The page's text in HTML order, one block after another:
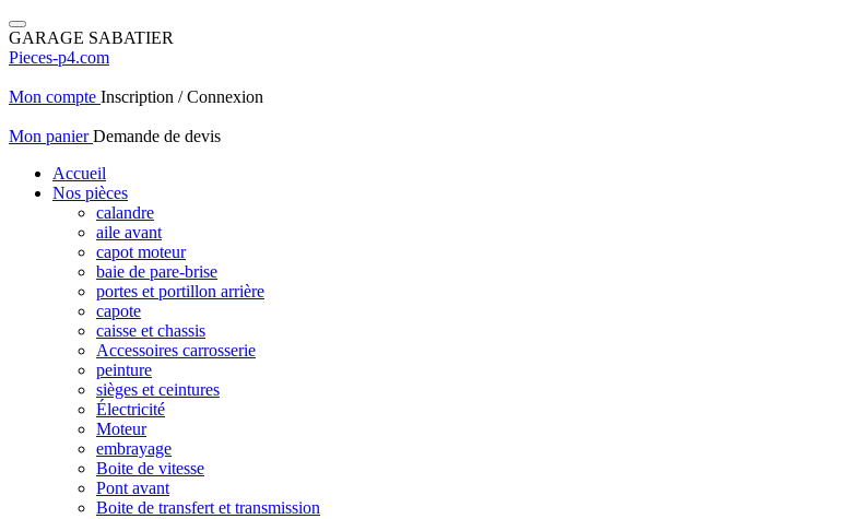
GARAGE SABATIER
Pieces-p4.com
Mon compte Inscription / Connexion
Mon panierDemande de devis
Accueil
Nos pièces
calandre
aile avant
capot moteur
baie de pare-brise
portes et portillon arrière
capote
caisse et chassis
Accessoires carrosserie
peinture
sièges et ceintures
Électricité
Moteur
embrayage
Boite de vitesse
Pont avant
Boite de transfert et transmission